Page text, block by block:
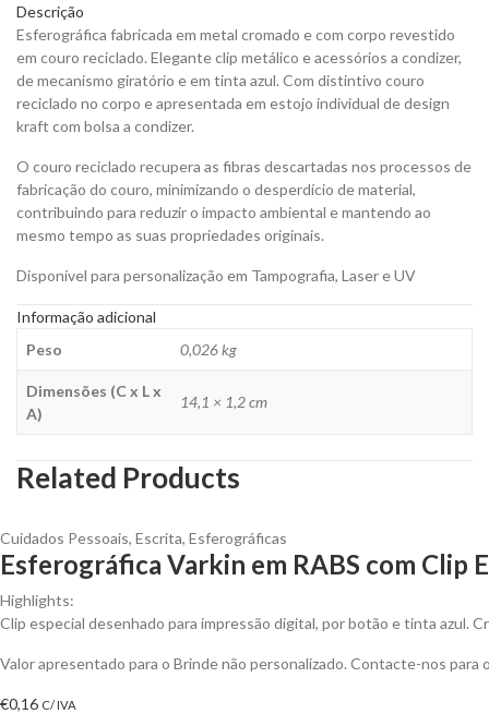
Couro
para
Personalizar
quantity
Descrição
Esferográfica fabricada em metal cromado e com corpo revestido
em couro reciclado. Elegante clip metálico e acessórios a condizer,
de mecanismo giratório e em tinta azul. Com distintivo couro
reciclado no corpo e apresentada em estojo individual de design
kraft com bolsa a condizer.
O couro reciclado recupera as fibras descartadas nos processos de
fabricação do couro, minimizando o desperdício de material,
contribuindo para reduzir o impacto ambiental e mantendo ao
mesmo tempo as suas propriedades originais.
Disponível para personalização em Tampografia, Laser e UV
Informação adicional
Peso
0,026 kg
Dimensões (C x L x
A)
14,1 × 1,2 cm
Related Products
Cuidados Pessoais, Escrita, Esferográficas
Esferográfica Varkin em RABS com Clip
Highlights:
Clip especial desenhado para impressão digital, por botão e tinta azul.
Valor apresentado para o Brinde não personalizado. Contacte-nos
€0,16 C/ IVA